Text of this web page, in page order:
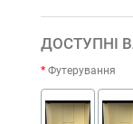
ДОСТУПНІ
Футерування